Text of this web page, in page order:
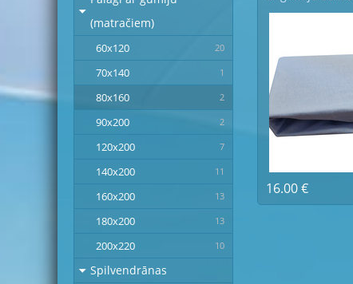
(matračiem)
60x120 20
70x140 1
80x160 2
90x200 2
120x200 7
140x200 11
160x200 13
180x200 13
200x220 10
Spilvendrānas
18277
16.00 €